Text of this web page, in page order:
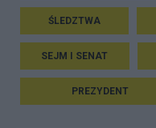
ŚLEDZTWA
SEJM I SENAT
PREZYDENT